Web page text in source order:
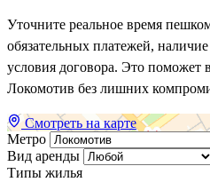
Уточните реальное время
обязательных платежей,
условия договора. Это поможет
Локомотив без лишних
Смотреть на карте
Метро
Вид аренды
Типы жилья